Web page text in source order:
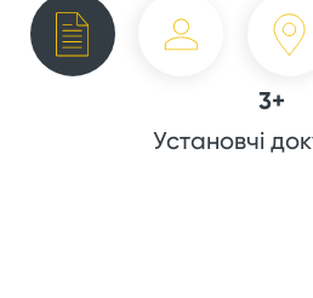
3+
Установчі